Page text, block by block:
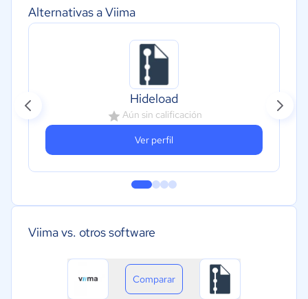
Alternativas a Viima
Hideload
Aún sin calificación
Ver perfil
Viima vs. otros software
Comparar